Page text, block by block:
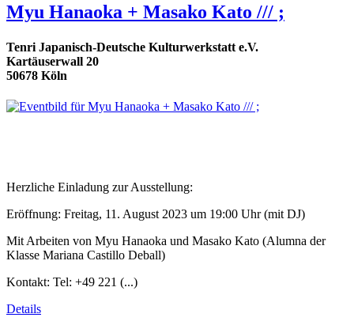
Myu Hanaoka + Masako Kato /// ;
Tenri Japanisch-Deutsche Kulturwerkstatt e.V.
Kartäuserwall 20
50678 Köln
Herzliche Einladung zur Ausstellung:
Eröffnung: Freitag, 11. August 2023 um 19:00 Uhr (mit DJ)
Mit Arbeiten von Myu Hanaoka und Masako Kato (Alumna der
Klasse Mariana Castillo Deball)
Kontakt: Tel: +49 221 (...)
Details